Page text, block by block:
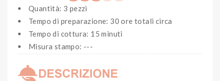
Quantità: 3 pezzi
Tempo di preparazione: 30 ore totali circa
Tempo di cottura: 15 minuti
Misura stampo: ---